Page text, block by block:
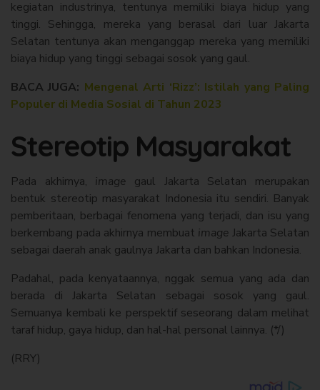
kegiatan industrinya, tentunya memiliki biaya hidup yang
tinggi. Sehingga, mereka yang berasal dari luar Jakarta
Selatan tentunya akan menganggap mereka yang memiliki
biaya hidup yang tinggi sebagai sosok yang gaul.
BACA JUGA: Mengenal Arti ‘Rizz’: Istilah yang Paling
Populer di Media Sosial di Tahun 2023
Stereotip Masyarakat
Pada akhirnya, image gaul Jakarta Selatan merupakan
bentuk stereotip masyarakat Indonesia itu sendiri. Banyak
pemberitaan, berbagai fenomena yang terjadi, dan isu yang
berkembang pada akhirnya membuat image Jakarta Selatan
sebagai daerah anak gaulnya Jakarta dan bahkan Indonesia.
Padahal, pada kenyataannya, nggak semua yang ada dan
berada di Jakarta Selatan sebagai sosok yang gaul.
Semuanya kembali ke perspektif seseorang dalam melihat
taraf hidup, gaya hidup, dan hal-hal personal lainnya. (*/)
(RRY)